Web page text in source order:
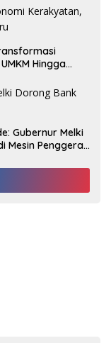
Hingga
Gubernur Melki
Mesin Penggerak